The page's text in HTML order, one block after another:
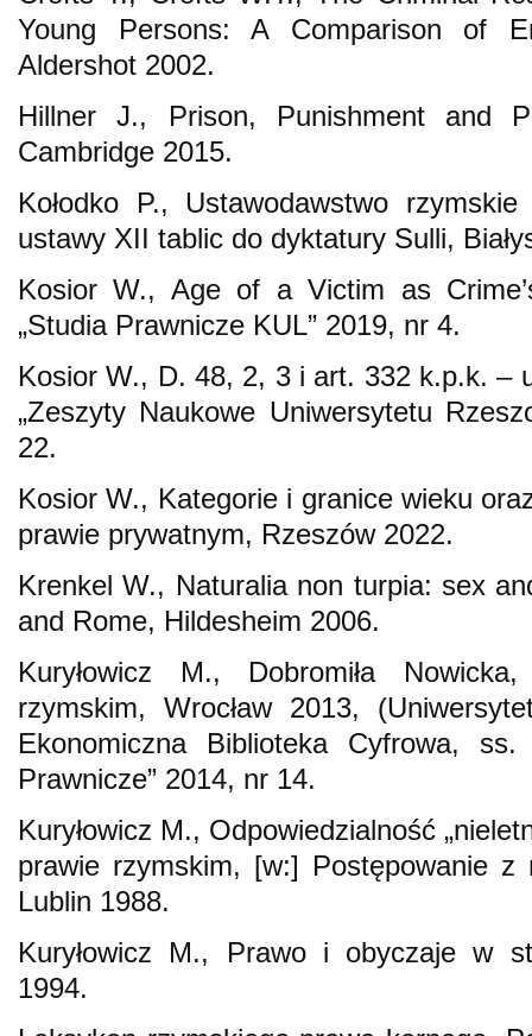
Young Persons: A Comparison of
Aldershot 2002.
Hillner J., Prison, Punishment and
Cambridge 2015.
Kołodko P., Ustawodawstwo
ustawy XII tablic do dyktatury Sulli,
Kosior W., Age of a Victim as
„Studia Prawnicze KUL” 2019, nr 4.
Kosior W., D. 48, 2, 3 i art. 332 k.p.k. –
„Zeszyty Naukowe Uniwersytetu
22.
Kosior W., Kategorie i granice wieku
prawie prywatnym, Rzeszów 2022.
Krenkel W., Naturalia non turpia: sex
and Rome, Hildesheim 2006.
Kuryłowicz M., Dobromiła
rzymskim, Wrocław 2013,
Ekonomiczna Biblioteka Cyfrowa,
Prawnicze” 2014, nr 14.
Kuryłowicz M., Odpowiedzialność
prawie rzymskim, [w:] Postępowanie z
Lublin 1988.
Kuryłowicz M., Prawo i obyczaje w
1994.